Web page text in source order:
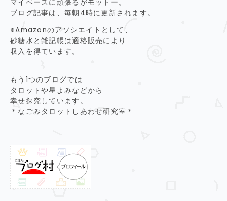
マイペースに頑張るがモットー。
ブログ記事は、毎朝4時に更新されます。
※Amazonのアソシエイトとして、
砂糖水と雑記帳は適格販売により
収入を得ています。
もう1つのブログでは
タロットや星よみなどから
幸せ探究しています。
＊なごみタロットしあわせ研究室＊